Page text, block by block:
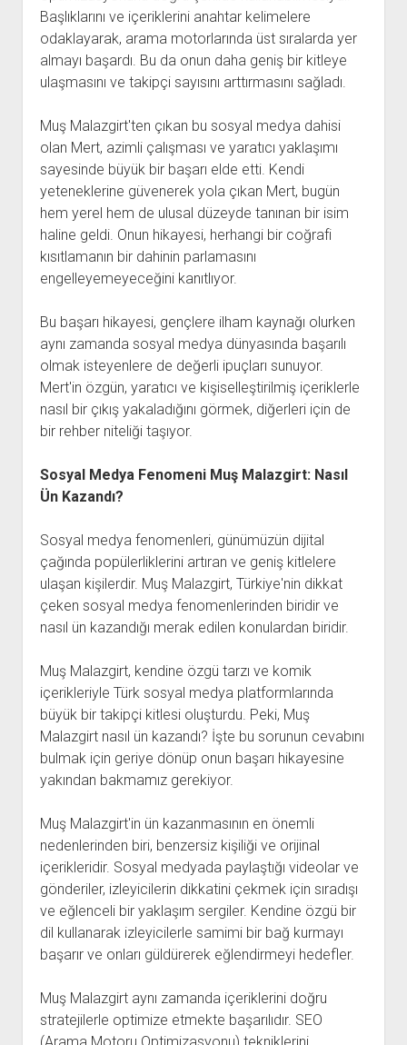
Başlıklarını ve içeriklerini anahtar kelimelere
odaklayarak, arama motorlarında üst sıralarda yer
almayı başardı. Bu da onun daha geniş bir kitleye
ulaşmasını ve takipçi sayısını arttırmasını sağladı.
Muş Malazgirt'ten çıkan bu sosyal medya dahisi
olan Mert, azimli çalışması ve yaratıcı yaklaşımı
sayesinde büyük bir başarı elde etti. Kendi
yeteneklerine güvenerek yola çıkan Mert, bugün
hem yerel hem de ulusal düzeyde tanınan bir isim
haline geldi. Onun hikayesi, herhangi bir coğrafi
kısıtlamanın bir dahinin parlamasını
engelleyemeyeceğini kanıtlıyor.
Bu başarı hikayesi, gençlere ilham kaynağı olurken
aynı zamanda sosyal medya dünyasında başarılı
olmak isteyenlere de değerli ipuçları sunuyor.
Mert'in özgün, yaratıcı ve kişiselleştirilmiş içeriklerle
nasıl bir çıkış yakaladığını görmek, diğerleri için de
bir rehber niteliği taşıyor.
Sosyal Medya Fenomeni Muş Malazgirt: Nasıl
Ün Kazandı?
Sosyal medya fenomenleri, günümüzün dijital
çağında popülerliklerini artıran ve geniş kitlelere
ulaşan kişilerdir. Muş Malazgirt, Türkiye'nin dikkat
çeken sosyal medya fenomenlerinden biridir ve
nasıl ün kazandığı merak edilen konulardan biridir.
Muş Malazgirt, kendine özgü tarzı ve komik
içerikleriyle Türk sosyal medya platformlarında
büyük bir takipçi kitlesi oluşturdu. Peki, Muş
Malazgirt nasıl ün kazandı? İşte bu sorunun cevabını
bulmak için geriye dönüp onun başarı hikayesine
yakından bakmamız gerekiyor.
Muş Malazgirt'in ün kazanmasının en önemli
nedenlerinden biri, benzersiz kişiliği ve orijinal
içerikleridir. Sosyal medyada paylaştığı videolar ve
gönderiler, izleyicilerin dikkatini çekmek için sıradışı
ve eğlenceli bir yaklaşım sergiler. Kendine özgü bir
dil kullanarak izleyicilerle samimi bir bağ kurmayı
başarır ve onları güldürerek eğlendirmeyi hedefler.
Muş Malazgirt aynı zamanda içeriklerini doğru
stratejilerle optimize etmekte başarılıdır. SEO